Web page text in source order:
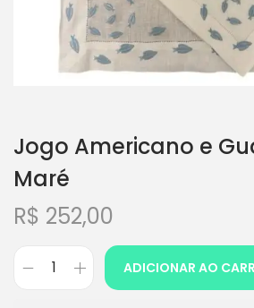
Jogo Americano e
Maré
R$ 252,00
ADICIONAR AO